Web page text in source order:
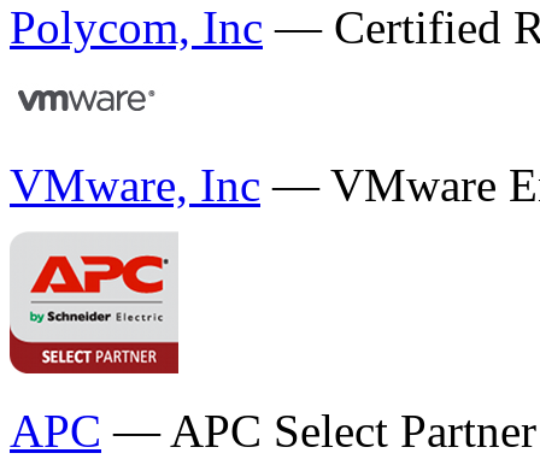
Polycom, Inc — Certified
VMware, Inc — VMware
APC — APC Select Partner